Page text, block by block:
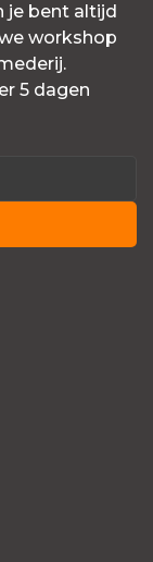
je bent altijd
workshop
5 dagen